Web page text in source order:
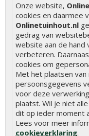
Onze website,
cookies en daarmee
Onlinetuinhout.nl
gedrag van
website aan de hand
verbeteren.
cookies om
Met het plaatsen
persoonsgegevens
voor deze
plaatst. Wil je niet
dit op ieder moment
Lees voor meer
cookieverklaring.
Hoe zelf een houten
Hoe zelf een vlonder
Hoe betonpaal plaatsen
Hoe schutting plaatsen
De 9 beste
Stijlvolle houtsoorten
Duurzame tuin
Welke palen voor een